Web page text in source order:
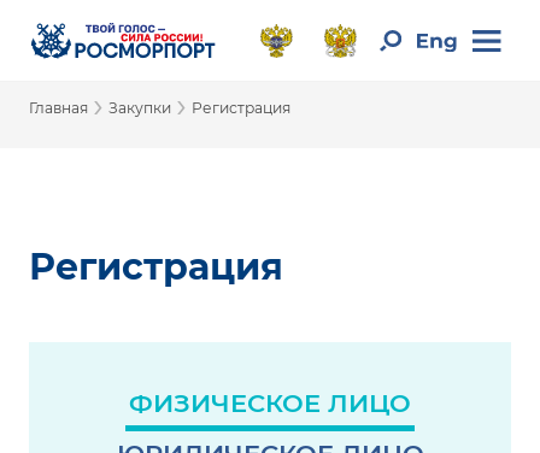
Главная › Закупки › Регистрация
Регистрация
ФИЗИЧЕСКОЕ ЛИЦО